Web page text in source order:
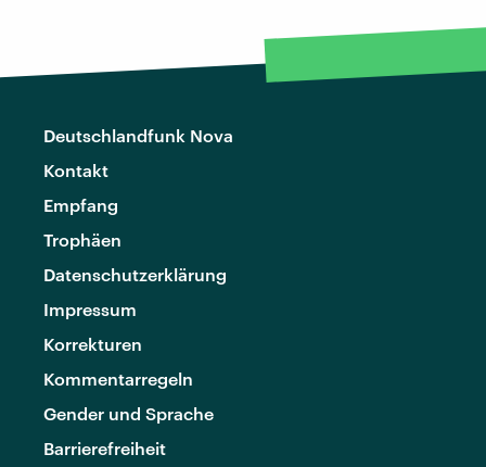
Deutschlandfunk Nova
Kontakt
Empfang
Trophäen
Datenschutzerklärung
Impressum
Korrekturen
Kommentarregeln
Gender und Sprache
Barrierefreiheit